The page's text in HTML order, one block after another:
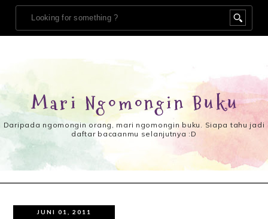
Mari Ngomongin Buku
Daripada ngomongin orang, mari ngomongin buku. Siapa tahu jadi
daftar bacaanmu selanjutnya :D
JUNI 01, 2011